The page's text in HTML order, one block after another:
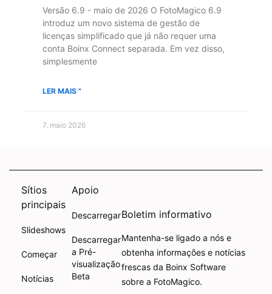
Versão 6.9 - maio de 2026 O FotoMagico 6.9
introduz um novo sistema de gestão de
licenças simplificado que já não requer uma
conta Boinx Connect separada. Em vez disso,
simplesmente
LER MAIS "
7. maio 2026
Sítios
principais
Slideshows
Começar
Notícias
Apoio
Descarregar
Descarregar
a Pré-
visualização
Beta
Boletim informativo
Mantenha-se ligado a nós e
obtenha informações e notícias
frescas da Boinx Software
sobre a FotoMagico.